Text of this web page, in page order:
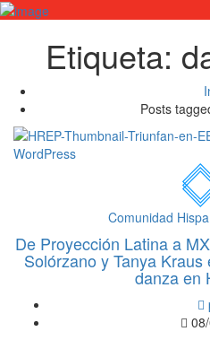
Añadir Perfil de Negocio
Etiqueta:
Posts
Comunidad
De Proyección Latina a
Solórzano y Tanya
danza en